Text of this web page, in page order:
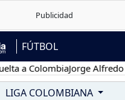
FÚTBOL
Jorge Alfredo Vargas
LIGA COLOMBIANA